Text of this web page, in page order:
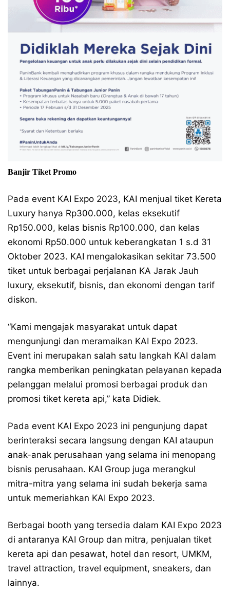
Banjir Tiket Promo
Pada event KAI Expo 2023, KAI menjual tiket Kereta
Luxury hanya Rp300.000, kelas eksekutif
Rp150.000, kelas bisnis Rp100.000, dan kelas
ekonomi Rp50.000 untuk keberangkatan 1 s.d 31
Oktober 2023. KAI mengalokasikan sekitar 73.500
tiket untuk berbagai perjalanan KA Jarak Jauh
luxury, eksekutif, bisnis, dan ekonomi dengan tarif
diskon.
“Kami mengajak masyarakat untuk dapat
mengunjungi dan meramaikan KAI Expo 2023.
Event ini merupakan salah satu langkah KAI dalam
rangka memberikan peningkatan pelayanan kepada
pelanggan melalui promosi berbagai produk dan
promosi tiket kereta api,” kata Didiek.
Pada event KAI Expo 2023 ini pengunjung dapat
berinteraksi secara langsung dengan KAI ataupun
anak-anak perusahaan yang selama ini menopang
bisnis perusahaan. KAI Group juga merangkul
mitra-mitra yang selama ini sudah bekerja sama
untuk memeriahkan KAI Expo 2023.
Berbagai booth yang tersedia dalam KAI Expo 2023
di antaranya KAI Group dan mitra, penjualan tiket
kereta api dan pesawat, hotel dan resort, UMKM,
travel attraction, travel equipment, sneakers, dan
lainnya.